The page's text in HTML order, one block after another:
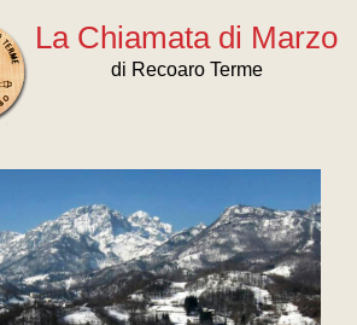
La Chiamata di Marzo
di Recoaro Terme